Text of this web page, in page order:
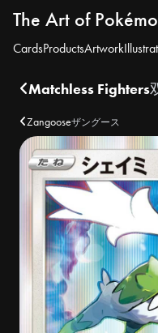
The Art of
CardsProductsArtwork
Matchless Fighters
Zangooseザングース